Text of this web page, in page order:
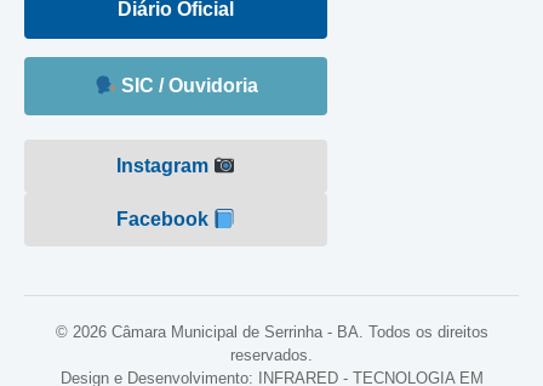
Diário Oficial
SIC / Ouvidoria
Instagram
Facebook
© 2026 Câmara Municipal de Serrinha - BA. Todos os direitos
reservados.
Design e Desenvolvimento: INFRARED - TECNOLOGIA EM